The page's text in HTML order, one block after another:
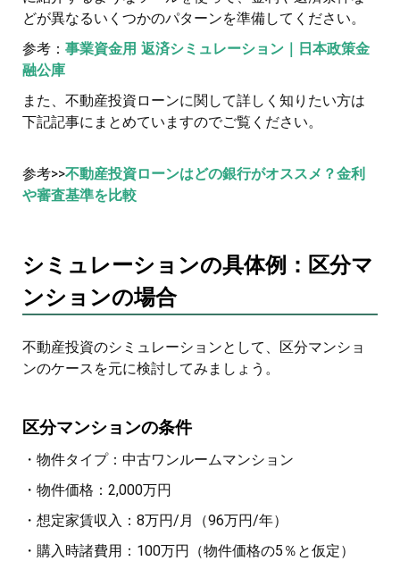
どが異なるいくつかのパターンを準備してください。
参考： 事業資金用 返済シミュレーション｜日本政策金
融公庫
また、不動産投資ローンに関して詳しく知りたい方は
下記記事にまとめていますのでご覧ください。
参考>>不動産投資ローンはどの銀行がオススメ？金利
や審査基準を比較
シミュレーションの具体例：区分マ
ンションの場合
不動産投資のシミュレーションとして、区分マンショ
ンのケースを元に検討してみましょう。
区分マンションの条件
・物件タイプ：中古ワンルームマンション
・物件価格：2,000万円
・想定家賃収入：8万円/月（96万円/年）
・購入時諸費用：100万円（物件価格の5％と仮定）